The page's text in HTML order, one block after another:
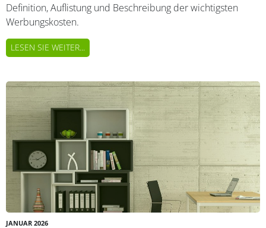
Definition, Auflistung und Beschreibung der wichtigsten
Werbungskosten.
LESEN SIE WEITER...
JANUAR 2026